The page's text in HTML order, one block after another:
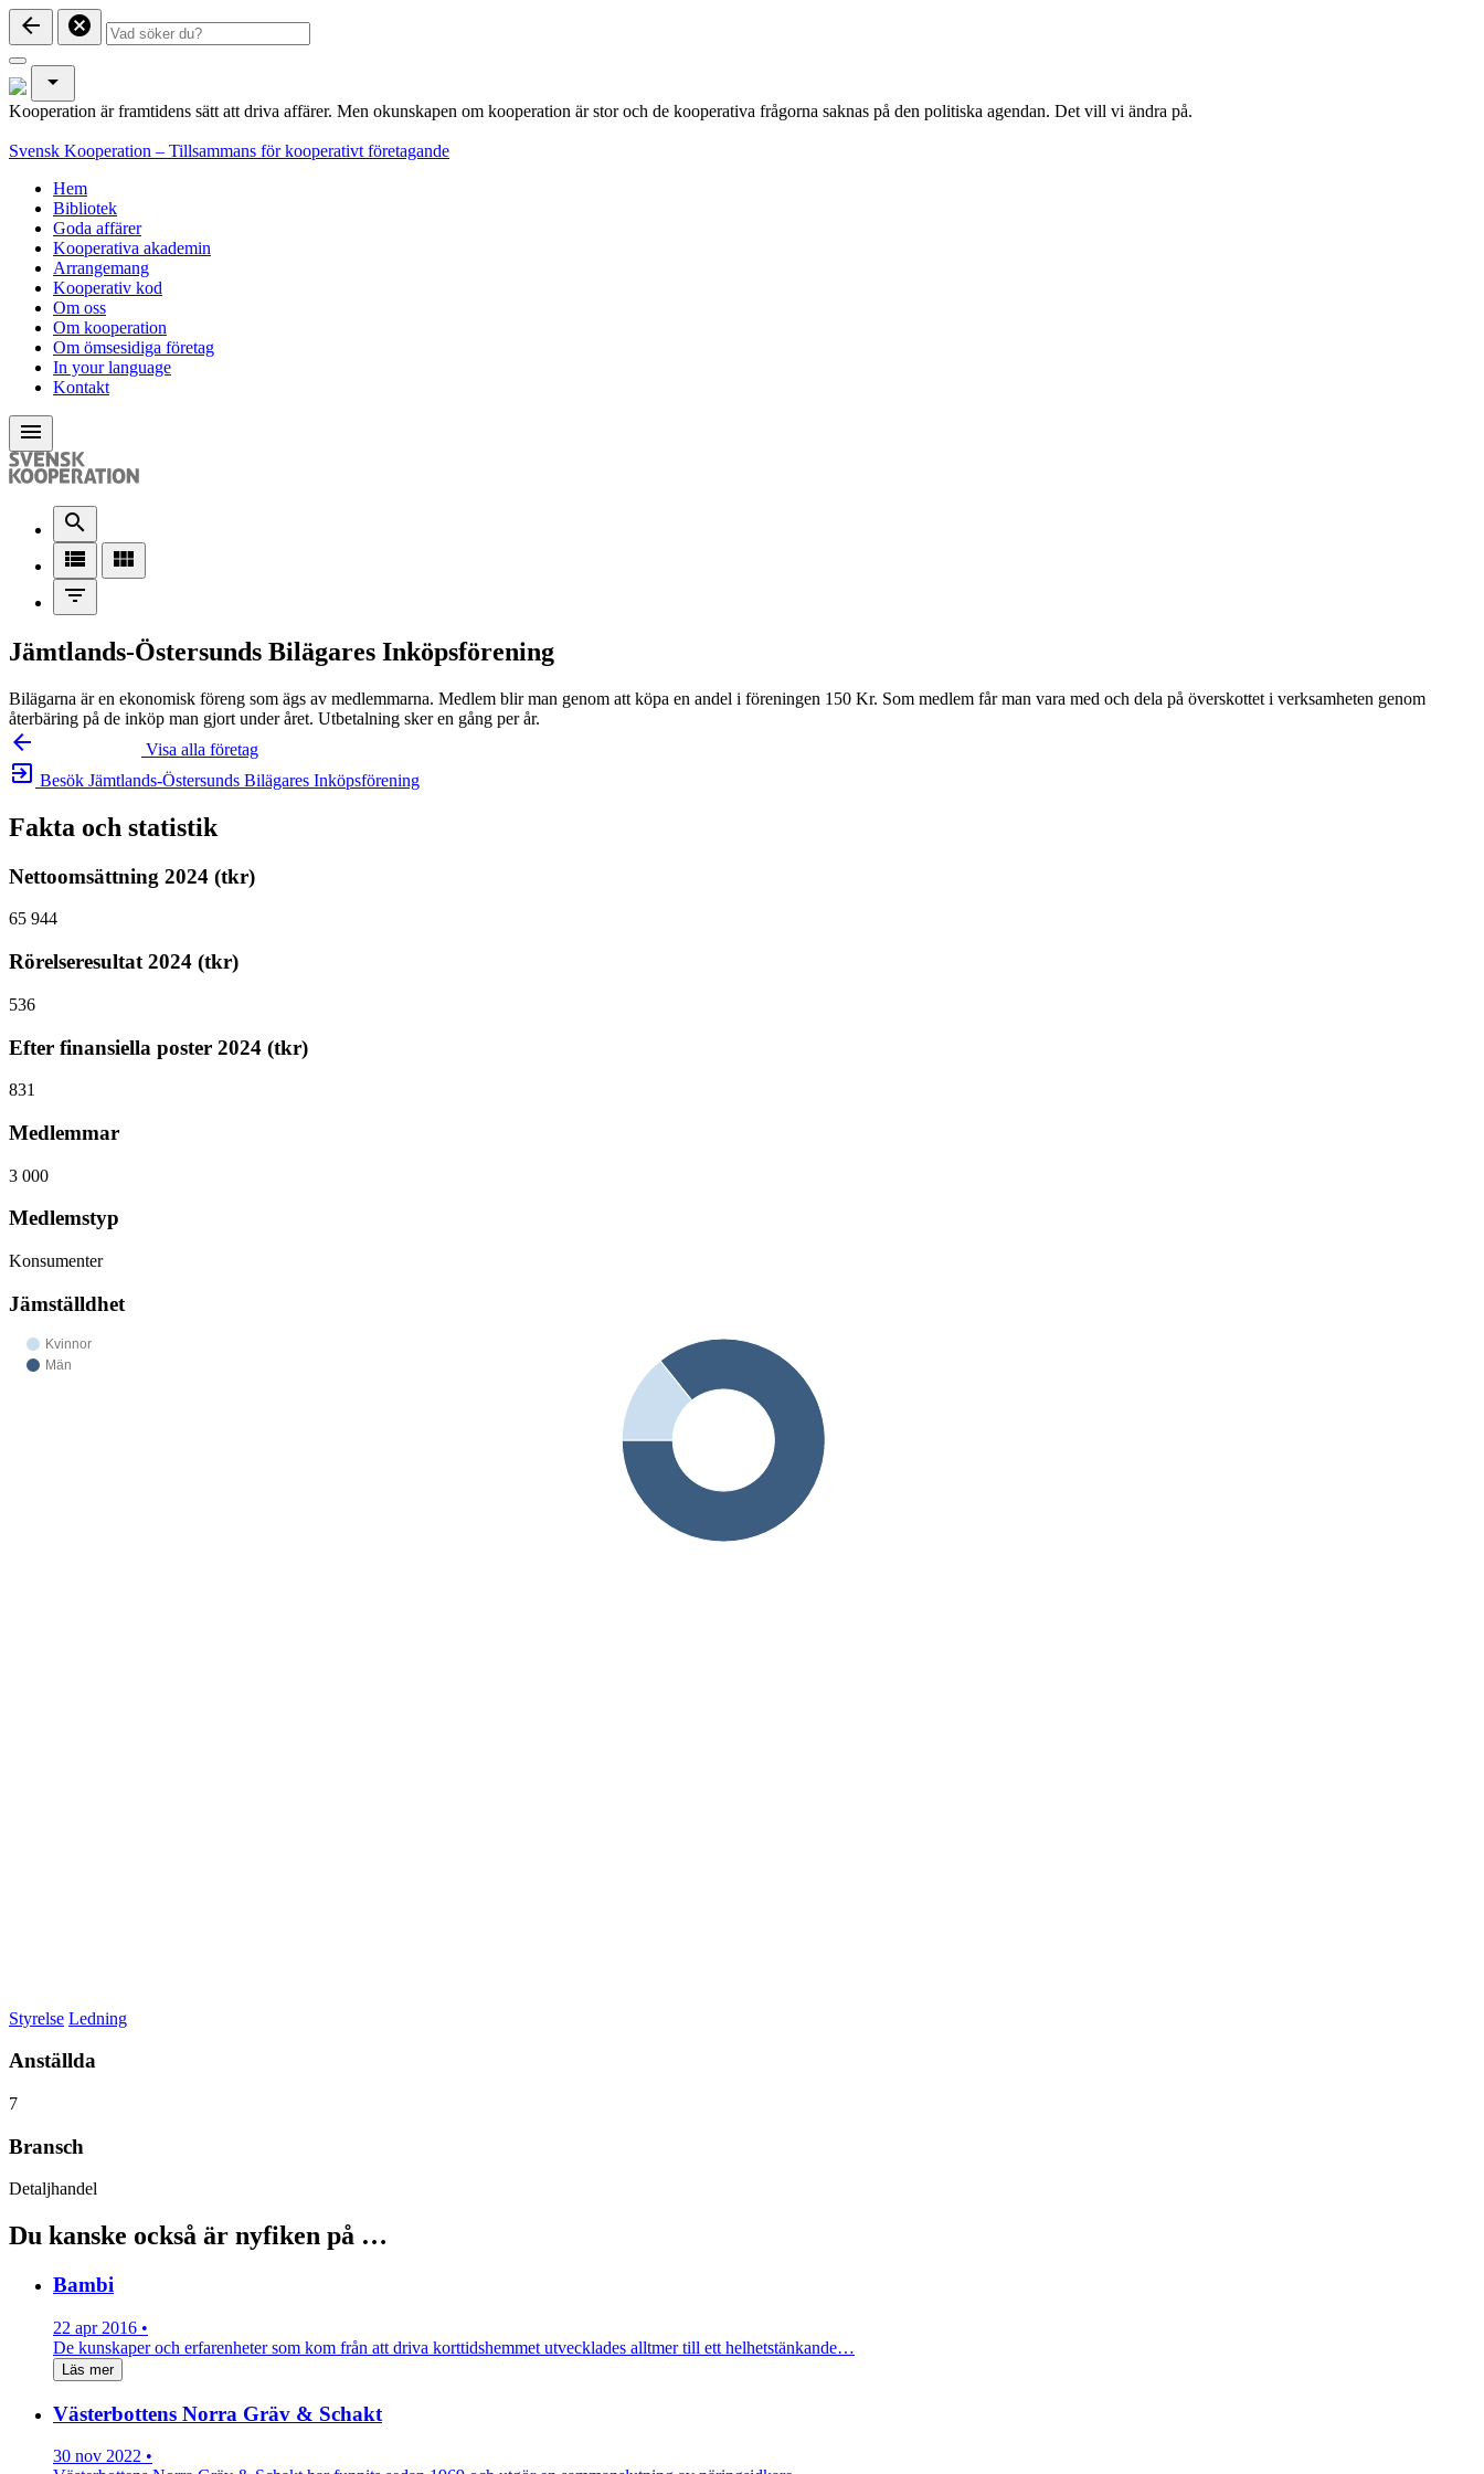
arrow_back cancel
arrow_drop_down
Kooperation är framtidens sätt att driva affärer. Men okunskapen om kooperation är stor och de kooperativa frågorna saknas på den politiska agendan. Det vill vi ändra på.
Svensk Kooperation – Tillsammans för kooperativt företagande
Hem
Bibliotek
Goda affärer
Kooperativa akademin
Arrangemang
Kooperativ kod
Om oss
Om kooperation
Om ömsesidiga företag
In your language
Kontakt
menu
search
view_list
view_module
filter_list
Jämtlands-Östersunds Bilägares Inköpsförening
Bilägarna är en ekonomisk föreng som ägs av medlemmarna. Medlem blir man genom att köpa en andel i föreningen 150 Kr. Som medlem får man vara med och dela på överskottet i verksamheten genom
återbäring på de inköp man gjort under året. Utbetalning sker en gång per år.
arrow_backward Visa alla företag
exit_to_app Besök Jämtlands-Östersunds Bilägares Inköpsförening
Fakta och statistik
Nettoomsättning 2024 (tkr)
65 944
Rörelseresultat 2024 (tkr)
536
Efter finansiella poster 2024 (tkr)
831
Medlemmar
3 000
Medlemstyp
Konsumenter
Jämställdhet
Styrelse Ledning
Anställda
7
Bransch
Detaljhandel
Du kanske också är nyfiken på …
Bambi
22 apr 2016 •
De kunskaper och erfarenheter som kom från att driva korttidshemmet utvecklades alltmer till ett helhetstänkande…
Läs mer
Västerbottens Norra Gräv & Schakt
30 nov 2022 •